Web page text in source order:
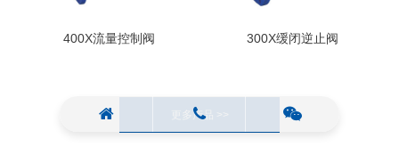
400X流量控制阀 300X缓闭逆止阀
更多产品 >>